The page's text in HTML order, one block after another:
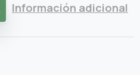
Información adicional